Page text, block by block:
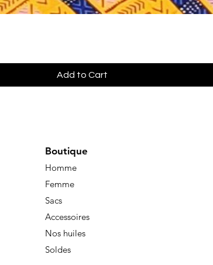
Add to Cart
Boutique
Homme
Femme
Sacs
Accessoires
Nos huiles
Soldes